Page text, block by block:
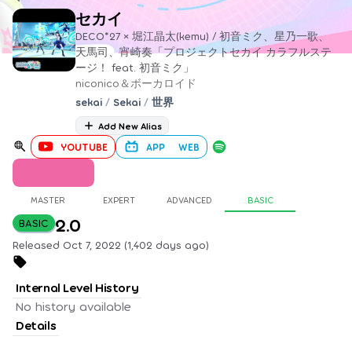
セカイ
DECO*27 × 堀江晶太(kemu) / 初音ミク、星乃一歌、
天馬司、宵崎奏「プロジェクトセカイ カラフルステ
ージ！ feat. 初音ミク」
niconico＆ボーカロイド
sekai / Sekai / 世界
Add New Alias
YOUTUBE APP WEB
MASTER EXPERT ADVANCED BASIC
BASIC 2.0
Released Oct 7, 2022 (1,402 days ago)
Internal Level History
No history available
Details